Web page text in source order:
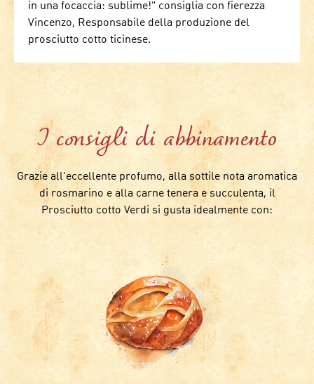
in una focaccia: sublime!" consiglia con fierezza
Vincenzo, Responsabile della produzione del
prosciutto cotto ticinese.
I consigli di abbinamento
Grazie all'eccellente profumo, alla sottile nota aromatica
di rosmarino e alla carne tenera e succulenta, il
Prosciutto cotto Verdi si gusta idealmente con: